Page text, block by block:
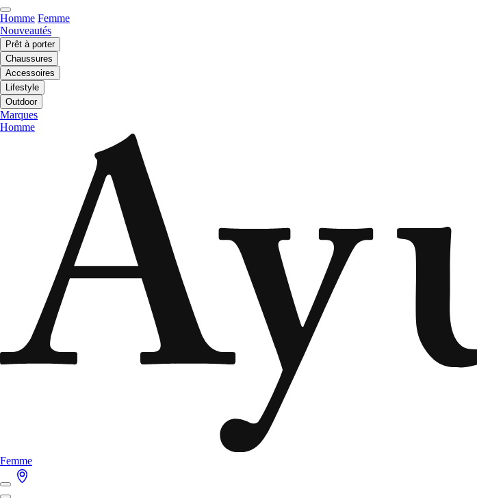
Homme Femme
Nouveautés
Prêt à porter
Chaussures
Accessoires
Lifestyle
Outdoor
Marques
Homme
Femme